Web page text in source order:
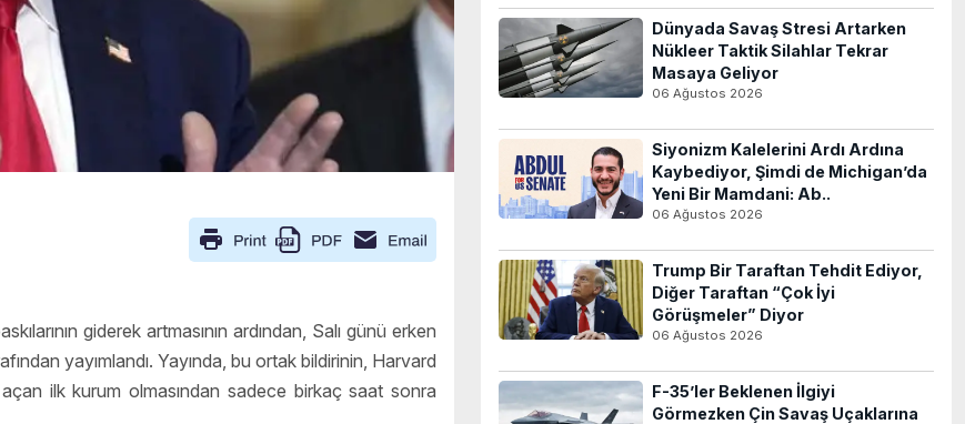
giderek artmasının ardından, Salı günü erken
yayımlandı. Yayında, bu ortak bildirinin, Harvard
ilk kurum olmasından sadece birkaç saat sonra
Dünyada Savaş Stresi Artarken
Nükleer Taktik Silahlar Tekrar
Masaya Geliyor
06 Ağustos 2026
Siyonizm Kalelerini Ardı Ardına
Kaybediyor, Şimdi de Michigan’da
Yeni Bir Mamdani: Ab..
06 Ağustos 2026
Trump Bir Taraftan Tehdit Ediyor,
Diğer Taraftan “Çok İyi
Görüşmeler” Diyor
06 Ağustos 2026
F-35’ler Beklenen İlgiyi
Görmezken Çin Savaş Uçaklarına